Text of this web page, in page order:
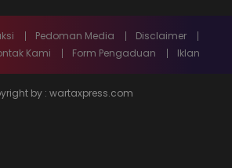
Pedoman Media
Disclaimer
Kami Form Pengaduan Iklan
by : wartaxpress.com